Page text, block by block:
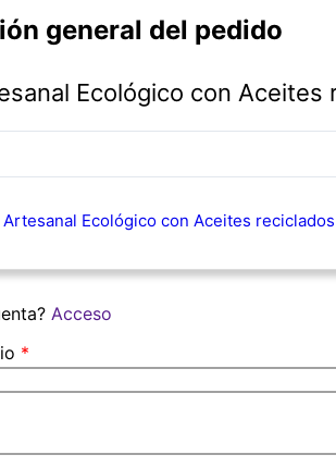
general del pedido
Ecológico con Aceites
Ecológico con Aceites reciclados
Acceso
*